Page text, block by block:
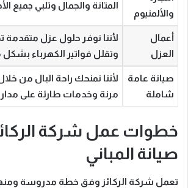
والألمنيوم
المتانة والجمال وتلبي جميع
أعمال
العزل
لأننا نوفر حلول عزل متقدمة
وتقلل فواتير الكهرباء
صيانة عامة
شاملة
لأننا نمنحك راحة البال من
مرنة وخدمات طارئة على
خطوات عمل شركة
صيانة المباني
تعمل شركة الركائز وفق خطة مدروسة